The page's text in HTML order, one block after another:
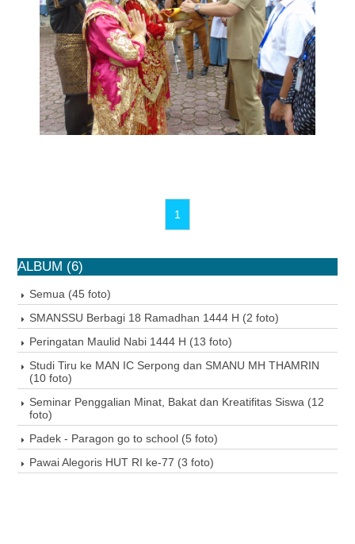
1
ALBUM (6)
Semua (45 foto)
SMANSSU Berbagi 18 Ramadhan 1444 H (2 foto)
Peringatan Maulid Nabi 1444 H (13 foto)
Studi Tiru ke MAN IC Serpong dan SMANU MH THAMRIN
(10 foto)
Seminar Penggalian Minat, Bakat dan Kreatifitas Siswa (12
foto)
Padek - Paragon go to school (5 foto)
Pawai Alegoris HUT RI ke-77 (3 foto)